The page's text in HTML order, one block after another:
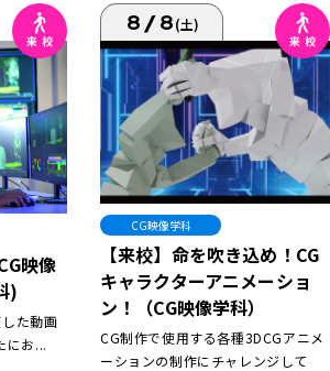
映像
)
た動画
にお...
8/8(土)
CG映像学科
【来校】命を吹き込め！CG
キャラクターアニメーショ
ン！（CG映像学科）
CG制作で使用する各種3DCGアニメ
ーションの制作にチャレンジして